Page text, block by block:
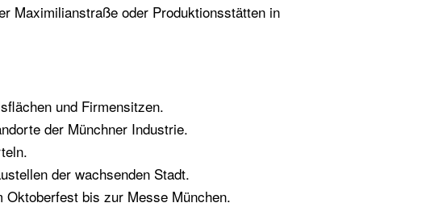
Maximilianstraße oder Produktionsstätten in
und Firmensitzen.
der Münchner Industrie.
der wachsenden Stadt.
bis zur Messe München.